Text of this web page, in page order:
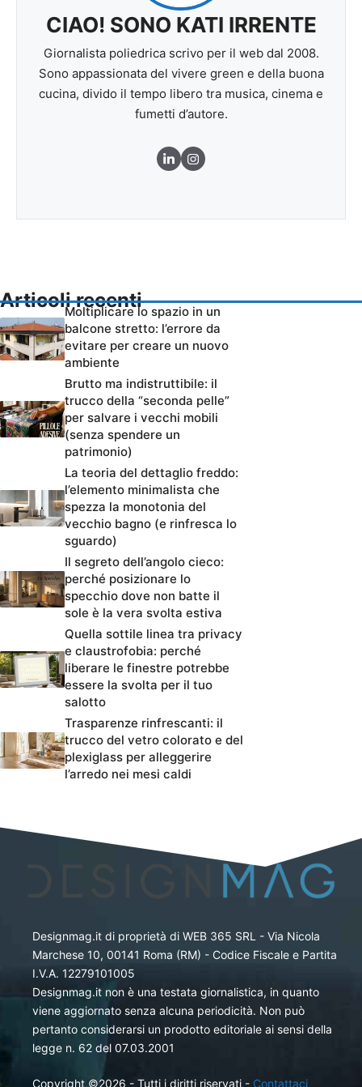
CIAO! SONO KATI IRRENTE
Giornalista poliedrica scrivo per il web dal 2008.
Sono appassionata del vivere green e della buona
cucina, divido il tempo libero tra musica, cinema e
fumetti d’autore.
Articoli recenti
Moltiplicare lo spazio in un
balcone stretto: l’errore da
evitare per creare un nuovo
ambiente
Brutto ma indistruttibile: il
trucco della “seconda pelle”
per salvare i vecchi mobili
(senza spendere un
patrimonio)
La teoria del dettaglio freddo:
l’elemento minimalista che
spezza la monotonia del
vecchio bagno (e rinfresca lo
sguardo)
Il segreto dell’angolo cieco:
perché posizionare lo
specchio dove non batte il
sole è la vera svolta estiva
Quella sottile linea tra privacy
e claustrofobia: perché
liberare le finestre potrebbe
essere la svolta per il tuo
salotto
Trasparenze rinfrescanti: il
trucco del vetro colorato e del
plexiglass per alleggerire
l’arredo nei mesi caldi
Designmag.it di proprietà di WEB 365 SRL - Via Nicola
Marchese 10, 00141 Roma (RM) - Codice Fiscale e Partita
I.V.A. 12279101005
Designmag.it non è una testata giornalistica, in quanto
viene aggiornato senza alcuna periodicità. Non può
pertanto considerarsi un prodotto editoriale ai sensi della
legge n. 62 del 07.03.2001
Copyright ©2026 - Tutti i diritti riservati - Contattaci